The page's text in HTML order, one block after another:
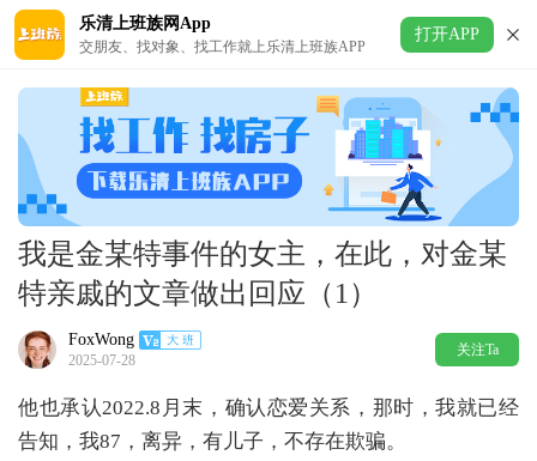
乐清上班族网App
交朋友、找对象、找工作就上乐清上班族APP
打开APP
我是金某特事件的女主，在此，对金某
特亲戚的文章做出回应（1）
FoxWong
2025-07-28
关注Ta
他也承认2022.8月末，确认恋爱关系，那时，我就已经
告知，我87，离异，有儿子，不存在欺骗。